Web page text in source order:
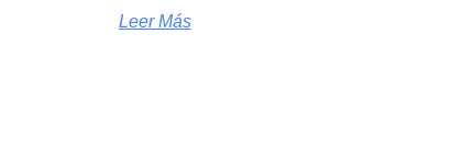
Leer Más